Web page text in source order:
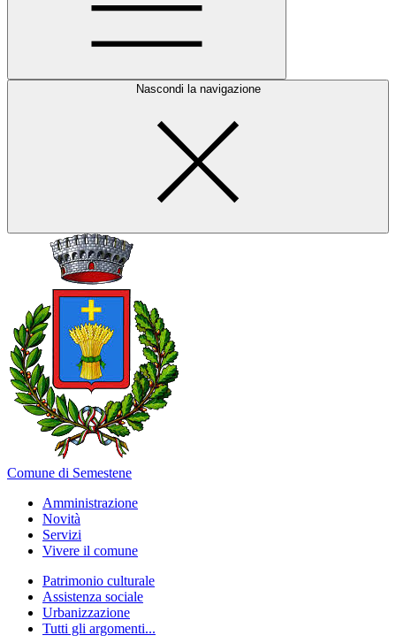
Nascondi la navigazione
Comune di Semestene
Amministrazione
Novità
Servizi
Vivere il comune
Patrimonio culturale
Assistenza sociale
Urbanizzazione
Tutti gli argomenti...